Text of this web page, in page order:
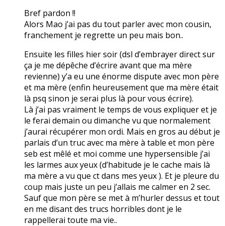
Bref pardon !!
Alors Mao j’ai pas du tout parler avec mon cousin,
franchement je regrette un peu mais bon..
Ensuite les filles hier soir (dsl d’embrayer direct sur
ça je me dépêche d’écrire avant que ma mère
revienne) y’a eu une énorme dispute avec mon père
et ma mère (enfin heureusement que ma mère était
là psq sinon je serai plus là pour vous écrire).
Là j’ai pas vraiment le temps de vous expliquer et je
le ferai demain ou dimanche vu que normalement
j’aurai récupérer mon ordi. Mais en gros au début je
parlais d’un truc avec ma mère à table et mon père
seb est mêlé et moi comme une hypersensible j’ai
les larmes aux yeux (d’habitude je le cache mais là
ma mère a vu que ct dans mes yeux ). Et je pleure du
coup mais juste un peu j’allais me calmer en 2 sec.
Sauf que mon père se met à m’hurler dessus et tout
en me disant des trucs horribles dont je le
rappellerai toute ma vie..